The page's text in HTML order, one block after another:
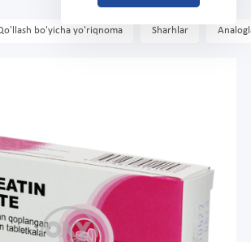
bo'yicha yo'riqnoma Sharhlar